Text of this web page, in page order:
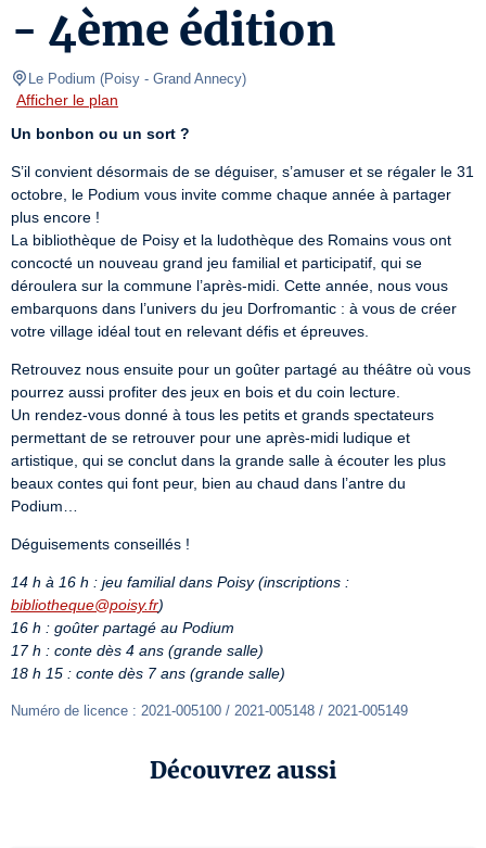
- 4ème édition
Le Podium (Poisy - Grand Annecy)
Afficher le plan
Un bonbon ou un sort ?
S’il convient désormais de se déguiser, s’amuser et se régaler le 31
octobre, le Podium vous invite comme chaque année à partager
plus encore !
La bibliothèque de Poisy et la ludothèque des Romains vous ont
concocté un nouveau grand jeu familial et participatif, qui se
déroulera sur la commune l’après-midi. Cette année, nous vous
embarquons dans l’univers du jeu Dorfromantic : à vous de créer
votre village idéal tout en relevant défis et épreuves.
Retrouvez nous ensuite pour un goûter partagé au théâtre où vous
pourrez aussi profiter des jeux en bois et du coin lecture.
Un rendez-vous donné à tous les petits et grands spectateurs
permettant de se retrouver pour une après-midi ludique et
artistique, qui se conclut dans la grande salle à écouter les plus
beaux contes qui font peur, bien au chaud dans l’antre du
Podium…
Déguisements conseillés !
bibliotheque@poisy.fr)
16 h : goûter partagé au Podium
17 h : conte dès 4 ans (grande salle)
18 h 15 : conte dès 7 ans (grande salle)
Numéro de licence : 2021-005100 / 2021-005148 / 2021-005149
Découvrez aussi